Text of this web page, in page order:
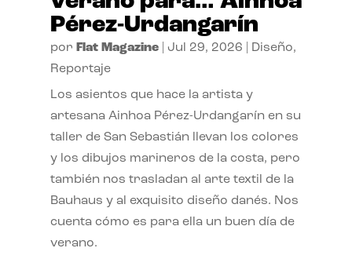
Pérez-Urdangarín
por Flat Magazine| Jul 29, 2026 Diseño,
Reportaje
Los asientos que hace la artista y
artesana Ainhoa Pérez-Urdangarín en su
taller de San Sebastián llevan los colores
y los dibujos marineros de la costa, pero
también nos trasladan al arte textil de la
Bauhaus y al exquisito diseño danés. Nos
cuenta cómo es para ella un buen día de
verano.